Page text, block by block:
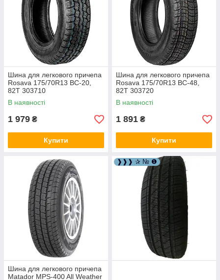
Шина для легкового причепа
Rosava 175/70R13 BC-20,
82T 303710
В наявності
1 979 ₴
Купити
Шина для легкового причепа
Rosava 175/70R13 BC-48,
82T 303720
В наявності
1 891 ₴
Купити
Шина для легкового причепа
Matador MPS-400 All Weather
❱❱❱ ✰ № ❶